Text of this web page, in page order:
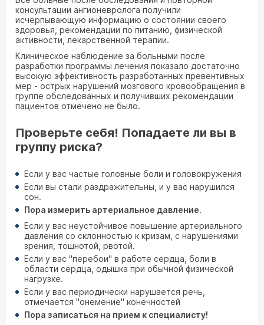
консультации ангионевролога получили
исчерпывающую информацию о состоянии своего
здоровья, рекомендации по питанию, физической
активности, лекарственной терапии.
Клиническое наблюдение за больными после
разработки программы лечения показало достаточно
высокую эффективность разработанных превентивных
мер - острых нарушений мозгового кровообращения в
группе обследованных и получивших рекомендации
пациентов отмечено не было.
Проверьте себя! Попадаете ли вы в
группу риска?
Если у вас частые головные боли и головокружения
Если вы стали раздражительны, и у вас нарушился
сон.
Пора измерить артериальное давление.
Если у вас неустойчивое повышение артериального
давления со склонностью к кризам, с нарушениями
зрения, тошнотой, рвотой.
Если у вас "перебои" в работе сердца, боли в
области сердца, одышка при обычной физической
нагрузке.
Если у вас периодически нарушается речь,
отмечается "онемение" конечностей
Пора записаться на прием к специалисту!